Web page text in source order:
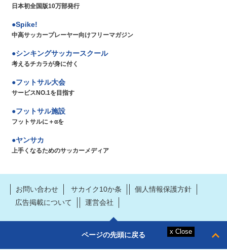
日本初全国版10万部発行
Spike!
中高サッカープレーヤー向けフリーマガジン
シンキングサッカースクール
考えるチカラが身に付く
フットサル大会
サービスNO.1を目指す
フットサル施設
フットサルに＋αを
ヤンサカ
上手くなるためのサッカーメディア
お問い合わせ サカイク10か条
個人情報保護方針
広告掲載について
運営会社
ページの先頭に戻る